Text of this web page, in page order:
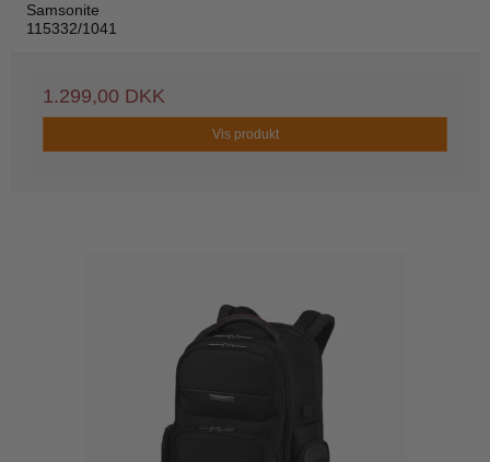
Samsonite
115332/1041
1.299,00 DKK
Vis produkt